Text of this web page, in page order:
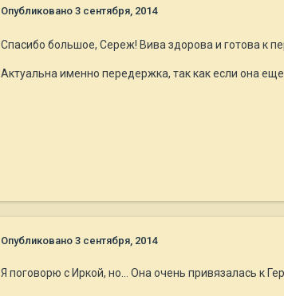
Опубликовано 3 сентября, 2014
Спасибо большое, Сереж! Вива здорова и готова к
Актуальна именно передержка, так как если она
Опубликовано 3 сентября, 2014
Я поговорю с Иркой, но... Она очень привязалась к